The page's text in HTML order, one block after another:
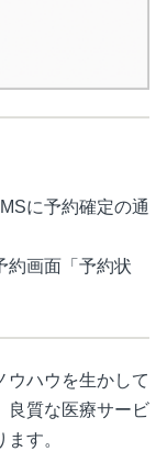
に予約確定の通
約画面「予約状
ウハウを生かして
良質な医療サービ
す。